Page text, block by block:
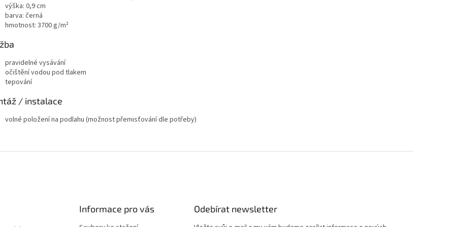
výška: 0,9 cm
barva: černá
hmotnost: 3700 g/m²
pravidelné vysávání
očištění vodou pod tlakem
tepování
/ instalace
volné položení na podlahu (možnost přemisťování dle potřeby)
Informace pro vás Odebírat newsletter